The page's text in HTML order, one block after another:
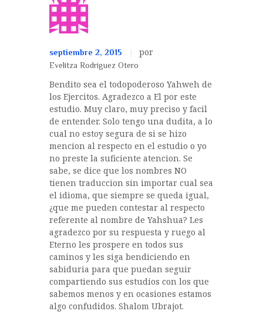
septiembre 2, 2015 por
Evelitza Rodriguez Otero
Bendito sea el todopoderoso Yahweh de
los Ejercitos. Agradezco a El por este
estudio. Muy claro, muy preciso y facil
de entender. Solo tengo una dudita, a lo
cual no estoy segura de si se hizo
mencion al respecto en el estudio o yo
no preste la suficiente atencion. Se
sabe, se dice que los nombres NO
tienen traduccion sin importar cual sea
el idioma, que siempre se queda igual,
¿que me pueden contestar al respecto
referente al nombre de Yahshua? Les
agradezco por su respuesta y ruego al
Eterno les prospere en todos sus
caminos y les siga bendiciendo en
sabiduria para que puedan seguir
compartiendo sus estudios con los que
sabemos menos y en ocasiones estamos
algo confudidos. Shalom Ubrajot.